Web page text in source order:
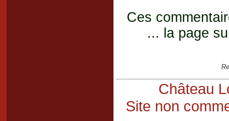
Ces
... la page
Château
Site non